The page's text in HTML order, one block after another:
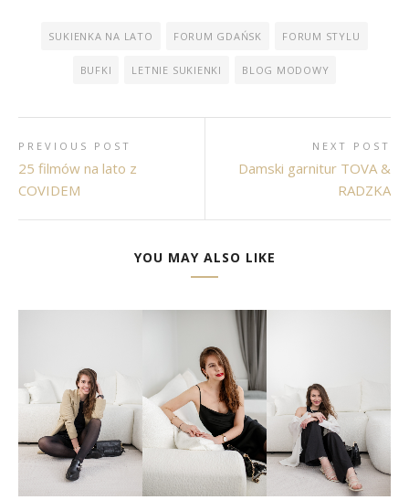
SUKIENKA NA LATO FORUM GDAŃSK FORUM STYLU
BUFKI LETNIE SUKIENKI BLOG MODOWY
PREVIOUS POST
25 filmów na lato z
COVIDEM
NEXT POST
Damski garnitur TOVA &
RADZKA
YOU MAY ALSO LIKE